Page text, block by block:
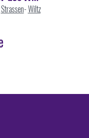
Strassen-Wiltz